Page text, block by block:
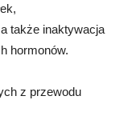
także inaktywacja
hormonów.
z przewodu